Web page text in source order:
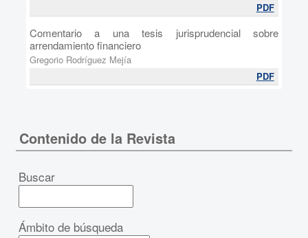
PDF
Comentario a una tesis jurisprudencial sobre
arrendamiento financiero
Gregorio Rodríguez Mejía
PDF
Contenido de la Revista
Buscar
Ámbito de búsqueda